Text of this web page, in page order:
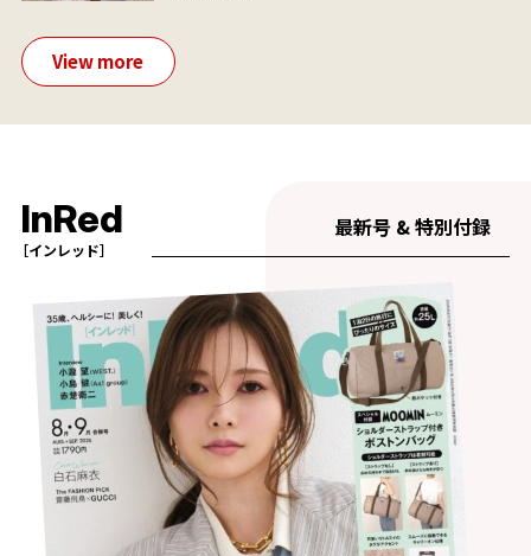
View more
InRed
［インレッド］
最新号 & 特別付録